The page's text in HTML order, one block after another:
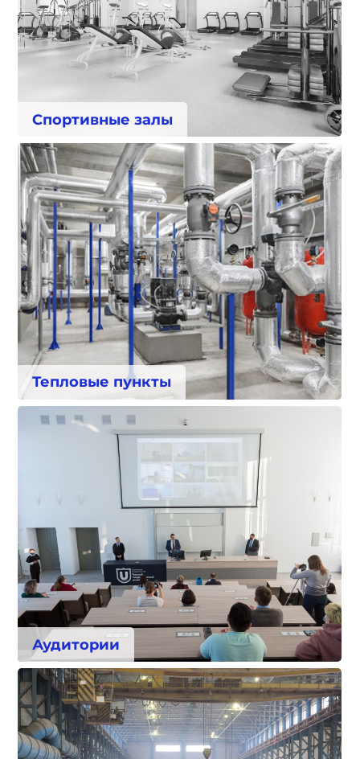
Спортивные залы
Тепловые пункты
Аудитории